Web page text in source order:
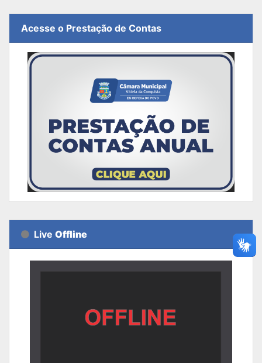
Acesse o Prestação de Contas
Live Offline